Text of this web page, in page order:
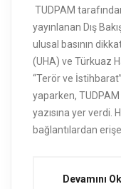
TUDPAM
yayınlanan Dış
ulusal basının
(UHA) ve Türkuaz
“Terör ve İstihbarat”
yaparken,
yazısına yer verdi.
bağlantılardan
Devamını